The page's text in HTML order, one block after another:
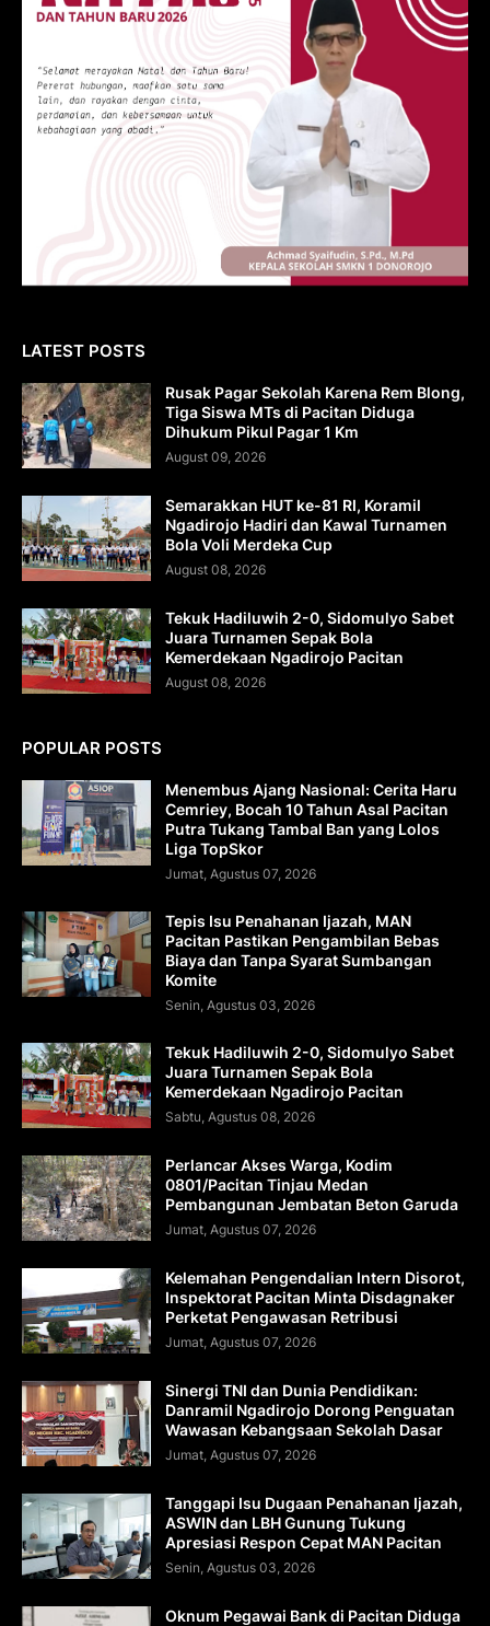
LATEST POSTS
Rusak Pagar Sekolah Karena Rem Blong,
Tiga Siswa MTs di Pacitan Diduga
Dihukum Pikul Pagar 1 Km
August 09, 2026
Semarakkan HUT ke-81 RI, Koramil
Ngadirojo Hadiri dan Kawal Turnamen
Bola Voli Merdeka Cup
August 08, 2026
Tekuk Hadiluwih 2-0, Sidomulyo Sabet
Juara Turnamen Sepak Bola
Kemerdekaan Ngadirojo Pacitan
August 08, 2026
POPULAR POSTS
Menembus Ajang Nasional: Cerita Haru
Cemriey, Bocah 10 Tahun Asal Pacitan
Putra Tukang Tambal Ban yang Lolos
Liga TopSkor
Jumat, Agustus 07, 2026
Tepis Isu Penahanan Ijazah, MAN
Pacitan Pastikan Pengambilan Bebas
Biaya dan Tanpa Syarat Sumbangan
Komite
Senin, Agustus 03, 2026
Tekuk Hadiluwih 2-0, Sidomulyo Sabet
Juara Turnamen Sepak Bola
Kemerdekaan Ngadirojo Pacitan
Sabtu, Agustus 08, 2026
Perlancar Akses Warga, Kodim
0801/Pacitan Tinjau Medan
Pembangunan Jembatan Beton Garuda
Jumat, Agustus 07, 2026
Kelemahan Pengendalian Intern Disorot,
Inspektorat Pacitan Minta Disdagnaker
Perketat Pengawasan Retribusi
Jumat, Agustus 07, 2026
Sinergi TNI dan Dunia Pendidikan:
Danramil Ngadirojo Dorong Penguatan
Wawasan Kebangsaan Sekolah Dasar
Jumat, Agustus 07, 2026
Tanggapi Isu Dugaan Penahanan Ijazah,
ASWIN dan LBH Gunung Tukung
Apresiasi Respon Cepat MAN Pacitan
Senin, Agustus 03, 2026
Oknum Pegawai Bank di Pacitan Diduga